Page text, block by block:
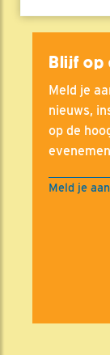
Blijf op
Meld je
nieuws,
op de
Meld je aan